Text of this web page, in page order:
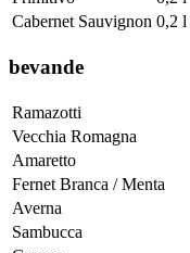
Cabernet Sauvignon 0,2 l
bevande
Ramazotti
Vecchia Romagna
Amaretto
Fernet Branca / Menta
Averna
Sambucca